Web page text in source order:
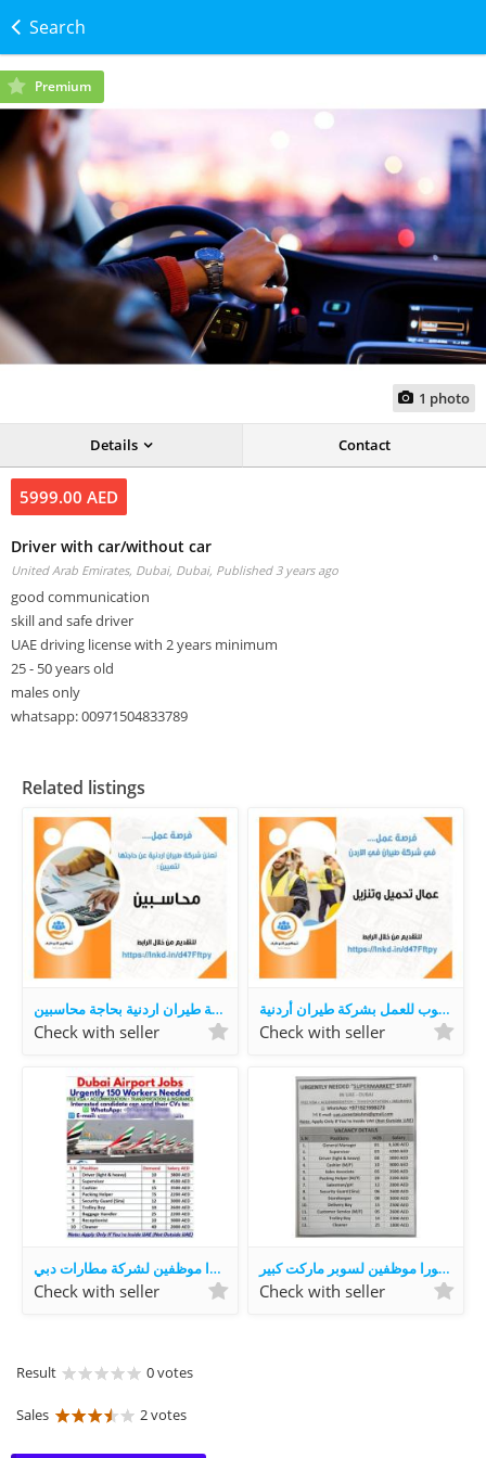
Search
Premium
1 photo
Details Contact
5999.00 AED
Driver with car/without car
United Arab Emirates, Dubai, Dubai, Published 3 years ago
good communication
skill and safe driver
UAE driving license with 2 years minimum
25 - 50 years old
males only
whatsapp: 00971504833789
Related listings
شركة طيران اردنية بحاجة محاسبين
Check with seller
مطلوب للعمل بشركة طيران أردنية
Check with seller
مطلوب فورا موظفين لشركة مطارات دبي
Check with seller
مطلوب فورا موظفين لسوبر ماركت كبير
Check with seller
Result 0 votes
Sales 2 votes